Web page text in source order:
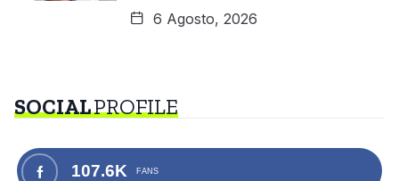
6 Agosto, 2026
SOCIALPROFILE
107.6K FANS